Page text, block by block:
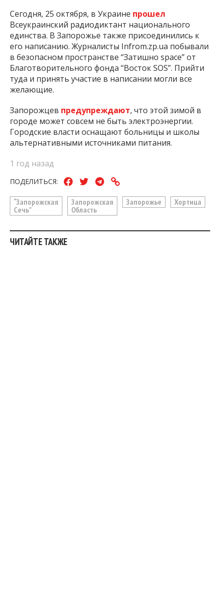
Сегодня, 25 октября, в Украине прошел
Всеукраинский радиодиктант национального
единства. В Запорожье также присоединились к
его написанию. Журналисты Infrom.zp.ua побывали
в безопасном пространстве “Затишно space” от
Благотворительного фонда “Восток SOS”. Прийти
туда и принять участие в написании могли все
желающие.
Запорожцев предупреждают, что этой зимой в
городе может совсем не быть электроэнергии.
Городские власти оснащают больницы и школы
альтернативными источниками питания.
1 год назад
ПОДЕЛИТЬСЯ:
“Запорожская
Сечь”
Запорожская
Область
Запорожье Хортица
ЧИТАЙТЕ ТАКЖЕ